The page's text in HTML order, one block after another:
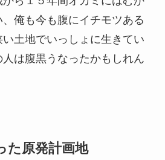
俺も今も腹にイチモツある
土地でいっしょに生きてい
は腹黒うなったかもしれん
た原発計画地